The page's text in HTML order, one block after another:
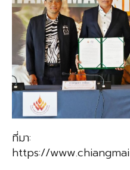
ที่มา:
https://